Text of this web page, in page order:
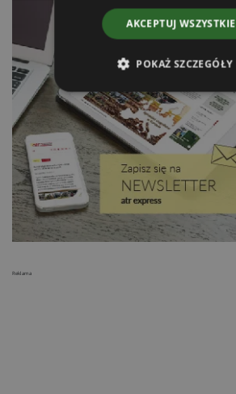
Reklama
AKCEPTUJ WSZYSTKIE
POKAŻ SZCZEGÓŁY